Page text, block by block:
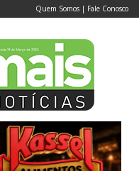
Quem Somos | Fale Conosco